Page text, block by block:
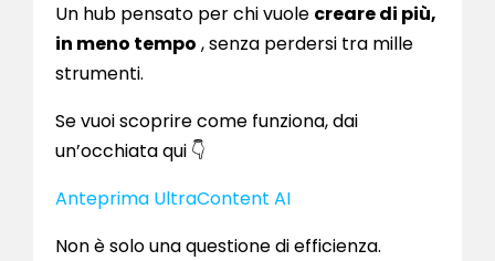
Un hub pensato per chi vuole creare di più,
in meno tempo , senza perdersi tra mille
strumenti.
Se vuoi scoprire come funziona, dai
un’occhiata qui 👇
Anteprima UltraContent AI
Non è solo una questione di efficienza.